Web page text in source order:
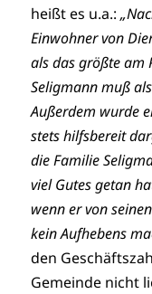
heißt es u.a.:
Einwohner von
als das größte am
Seligmann muß
Außerdem wurde
stets hilfsbereit
die Familie
viel Gutes getan
wenn er von
kein Aufhebens
den
Gemeinde nicht